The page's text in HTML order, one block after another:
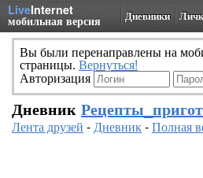
LiveInternet
мобильная версия Дневники
Вы были перенаправлены на
страницы. Вернуться!
Авторизация
Дневник
Лента друзей -Дневник-Полная